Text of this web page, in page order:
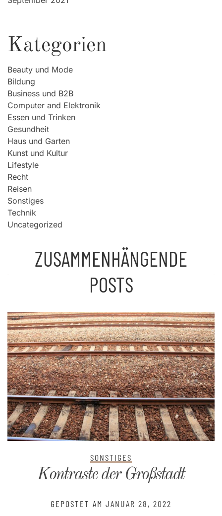
Kategorien
Beauty und Mode
Bildung
Business und B2B
Computer and Elektronik
Essen und Trinken
Gesundheit
Haus und Garten
Kunst und Kultur
Lifestyle
Recht
Reisen
Sonstiges
Technik
Uncategorized
ZUSAMMENHÄNGENDE
POSTS
SONSTIGES
Kontraste der Großstadt
GEPOSTET AM JANUAR 28, 2022